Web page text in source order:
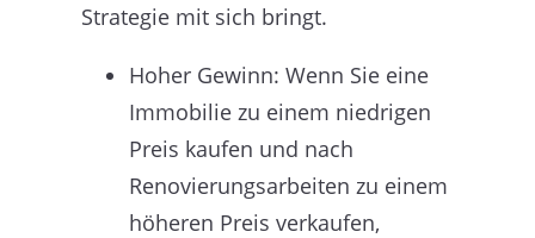
Strategie mit sich bringt.
Hoher Gewinn: Wenn Sie eine
Immobilie zu einem niedrigen
Preis kaufen und nach
Renovierungsarbeiten zu einem
höheren Preis verkaufen,